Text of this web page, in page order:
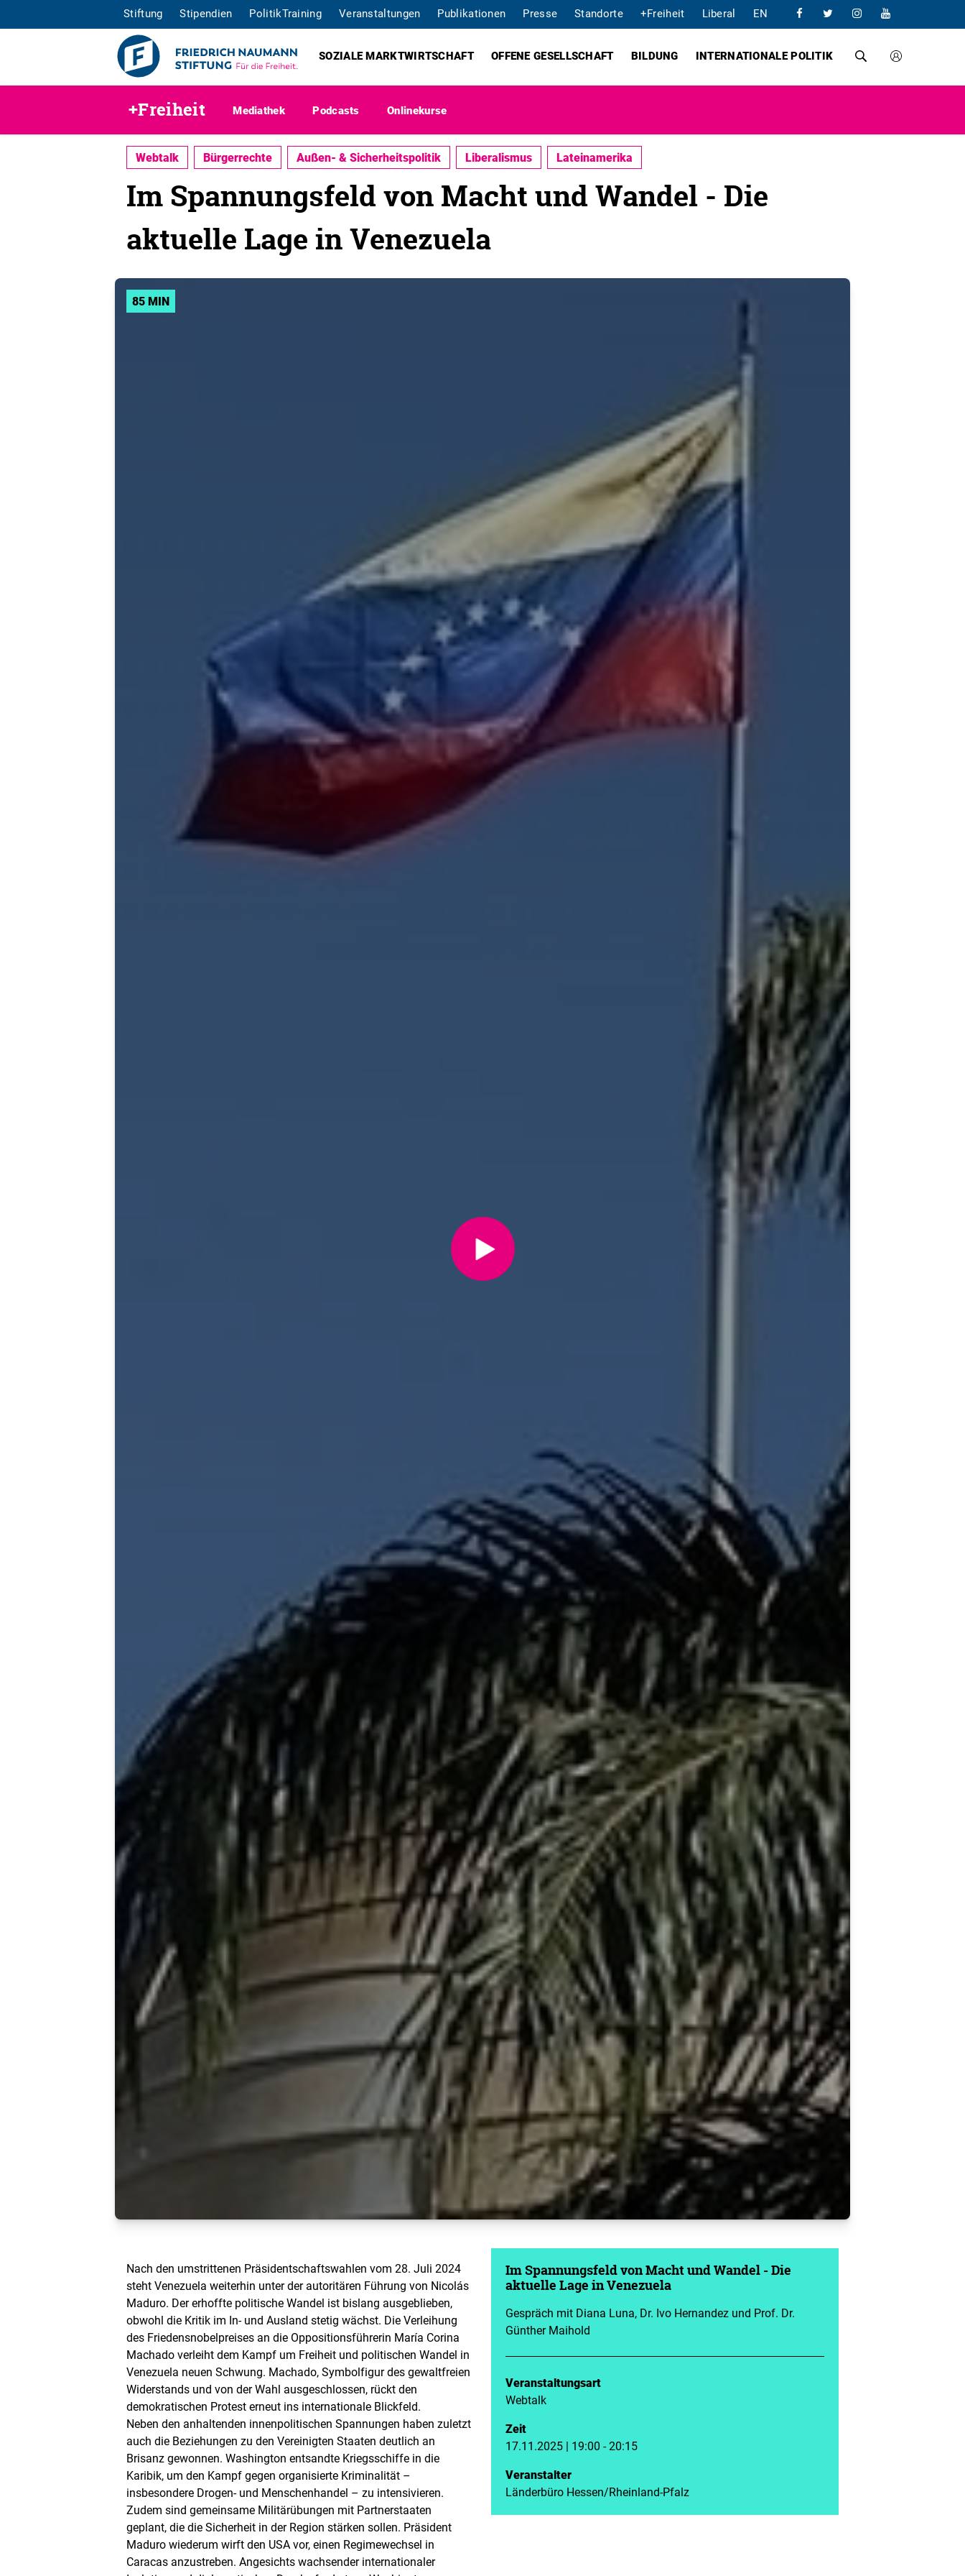
Stiftung Stipendien PolitikTraining Veranstaltungen Publikationen Presse Standorte +Freiheit Liberal EN
SOZIALE MARKTWIRTSCHAFT OFFENE GESELLSCHAFT BILDUNG INTERNATIONALE POLITIK
+Freiheit Mediathek Podcasts Onlinekurse
Webtalk Bürgerrechte Außen- & Sicherheitspolitik Liberalismus Lateinamerika
Im Spannungsfeld von Macht und Wandel - Die
aktuelle Lage in Venezuela
85 MIN
Nach den umstrittenen Präsidentschaftswahlen vom 28. Juli 2024
steht Venezuela weiterhin unter der autoritären Führung von Nicolás
Maduro. Der erhoffte politische Wandel ist bislang ausgeblieben,
obwohl die Kritik im In- und Ausland stetig wächst. Die Verleihung
des Friedensnobelpreises an die Oppositionsführerin María Corina
Machado verleiht dem Kampf um Freiheit und politischen Wandel in
Venezuela neuen Schwung. Machado, Symbolfigur des gewaltfreien
Widerstands und von der Wahl ausgeschlossen, rückt den
demokratischen Protest erneut ins internationale Blickfeld.
Neben den anhaltenden innenpolitischen Spannungen haben zuletzt
auch die Beziehungen zu den Vereinigten Staaten deutlich an
Brisanz gewonnen. Washington entsandte Kriegsschiffe in die
Karibik, um den Kampf gegen organisierte Kriminalität –
insbesondere Drogen- und Menschenhandel – zu intensivieren.
Zudem sind gemeinsame Militärübungen mit Partnerstaaten
geplant, die die Sicherheit in der Region stärken sollen. Präsident
Maduro wiederum wirft den USA vor, einen Regimewechsel in
Caracas anzustreben. Angesichts wachsender internationaler
Im Spannungsfeld von Macht und Wandel - Die
aktuelle Lage in Venezuela
Gespräch mit Diana Luna, Dr. Ivo Hernandez und Prof. Dr.
Günther Maihold
Veranstaltungsart
Webtalk
Zeit
17.11.2025 | 19:00 - 20:15
Veranstalter
Länderbüro Hessen/Rheinland-Pfalz